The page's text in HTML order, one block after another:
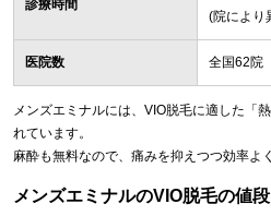
診療時間
(院により
医院数 全国62院
メンズエミナルには、VIO脱毛に適した「
れています。
麻酔も無料なので、痛みを抑えつつ効率よ
メンズエミナルのVIO脱毛の値